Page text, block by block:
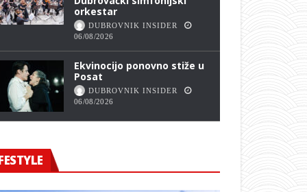
orkestar
DUBROVNIK INSIDER
06/08/2026
Ekvinocijo ponovno stiže u
Posat
DUBROVNIK INSIDER
06/08/2026